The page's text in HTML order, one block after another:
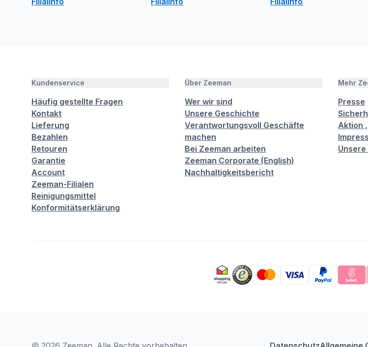
Kundenservice
Häufig gestellte Fragen
Kontakt
Lieferung
Bezahlen
Retouren
Garantie
Account
Zeeman-Filialen
Reinigungsmittel
Konformitätserklärung
Über Zeeman
Wer wir sind
Unsere Geschichte
Verantwortungsvoll Geschäfte
machen
Bei Zeeman arbeiten
Zeeman Corporate (English)
Nachhaltigkeitsbericht
Mehr
Presse
Aktion